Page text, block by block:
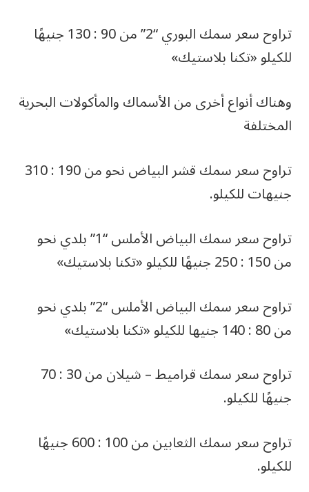
تراوح سعر سمك البوري “2” من 90 : 130 جنيهًا
للكيلو «تكنا بلاستيك»
وهناك أنواع أخرى من الأسماك والمأكولات البحرية
المختلفة
تراوح سعر سمك قشر البياض نحو من 190 : 310
جنيهات للكيلو.
تراوح سعر سمك البياض الأملس “1” بلدي نحو
من 150 : 250 جنيهًا للكيلو «تكنا بلاستيك»
تراوح سعر سمك البياض الأملس “2” بلدي نحو
من 80 : 140 جنيها للكيلو «تكنا بلاستيك»
تراوح سعر سمك قراميط – شيلان من 30 : 70
جنيهًا للكيلو.
تراوح سعر سمك الثعابين من 100 : 600 جنيهًا
للكيلو.